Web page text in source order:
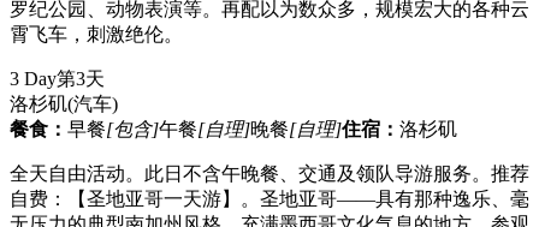
罗纪公园、动物表演等。再配以为数众多，规模宏大的各种云
霄飞车，刺激绝伦。
3 Day第3天
洛杉矶(汽车)
餐食： 早餐[包含]午餐[自理]晚餐[自理]住宿： 洛杉矶
全天自由活动。此日不含午晚餐、交通及领队导游服务。推荐
自费：【圣地亚哥一天游】。圣地亚哥——具有那种逸乐、毫